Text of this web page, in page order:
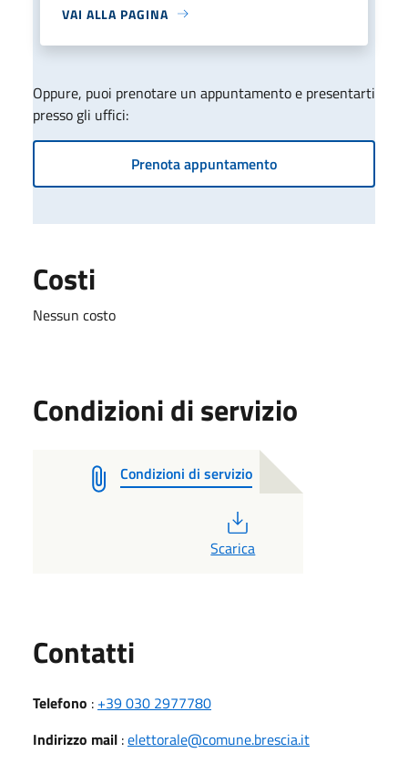
VAI ALLA PAGINA
Oppure, puoi prenotare un appuntamento e presentarti
presso gli uffici:
Prenota appuntamento
Costi
Nessun costo
Condizioni di servizio
Condizioni di servizio
Scarica
Contatti
Telefono : +39 030 2977780
Indirizzo mail :elettorale@comune.brescia.it